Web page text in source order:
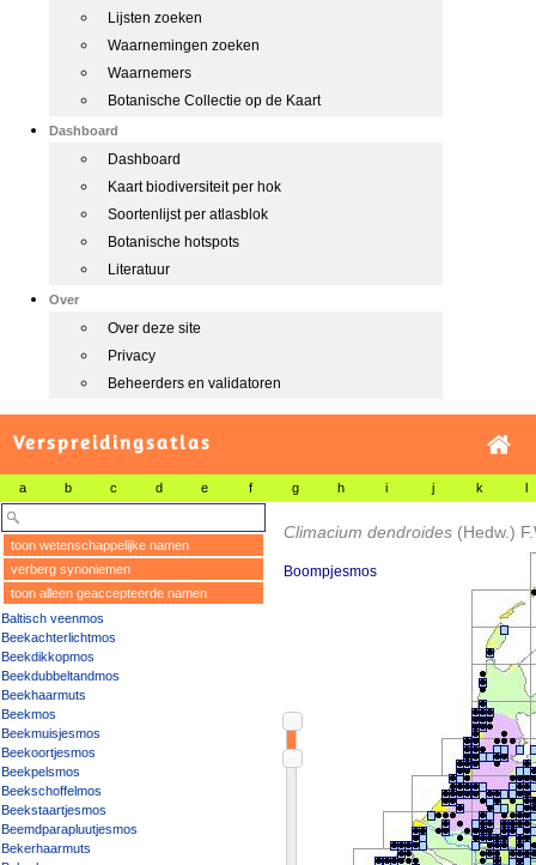
Lijsten zoeken
Waarnemingen zoeken
Waarnemers
Botanische Collectie op de Kaart
Dashboard
Dashboard
Kaart biodiversiteit per hok
Soortenlijst per atlasblok
Botanische hotspots
Literatuur
Over
Over deze site
Privacy
Beheerders en validatoren
Verspreidingsatlas
a b c d e f g h i j k l
toon wetenschappelijke namen
verberg synoniemen
toon alleen geaccepteerde namen
Baltisch veenmos
Beekachterlichtmos
Beekdikkopmos
Beekdubbeltandmos
Beekhaarmuts
Beekmos
Beekmuisjesmos
Beekoortjesmos
Beekpelsmos
Beekschoffelmos
Beekstaartjesmos
Beemdparapluutjesmos
Bekerhaarmuts
Climacium dendroides (Hedw.)
Boompjesmos